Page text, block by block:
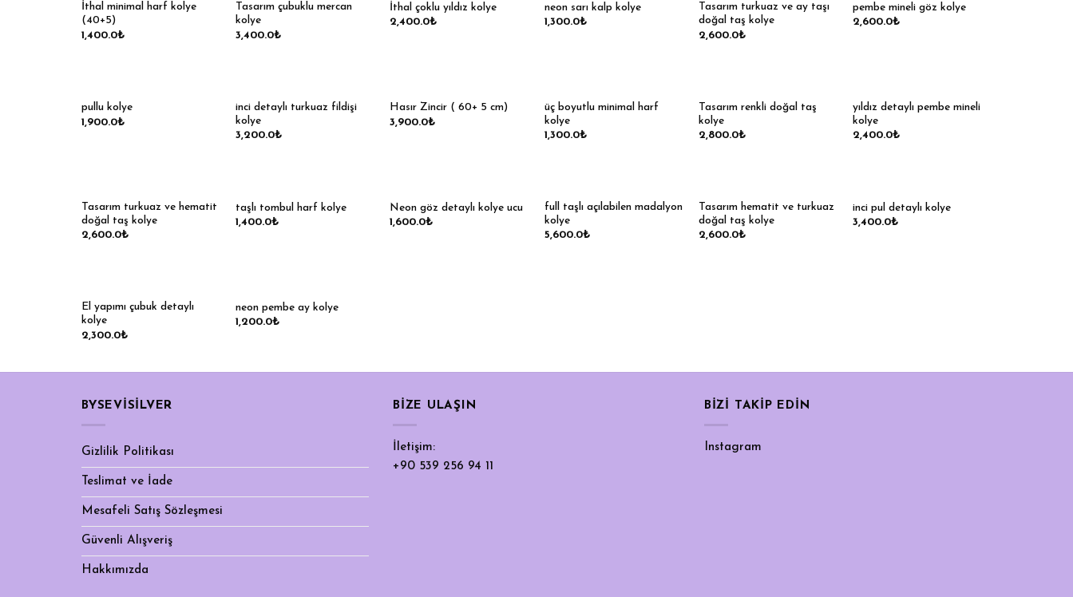
İthal minimal harf kolye
(40+5)
1,400.0₺
Tasarım çubuklu mercan
kolye
3,400.0₺
İthal çoklu yıldız kolye
2,400.0₺
neon sarı kalp kolye
1,300.0₺
Tasarım turkuaz ve ay taşı
doğal taş kolye
2,600.0₺
pembe mineli göz kolye
2,600.0₺
pullu kolye
1,900.0₺
inci detaylı turkuaz fildişi
kolye
3,200.0₺
Hasır Zincir ( 60+ 5 cm)
3,900.0₺
üç boyutlu minimal harf
kolye
1,300.0₺
Tasarım renkli doğal taş
kolye
2,800.0₺
yıldız detaylı pembe mineli
kolye
2,400.0₺
Tasarım turkuaz ve hematit
doğal taş kolye
2,600.0₺
taşlı tombul harf kolye
1,400.0₺
Neon göz detaylı kolye ucu
1,600.0₺
full taşlı açılabilen madalyon
kolye
5,600.0₺
Tasarım hematit ve turkuaz
doğal taş kolye
2,600.0₺
inci pul detaylı kolye
3,400.0₺
El yapımı çubuk detaylı
kolye
2,300.0₺
neon pembe ay kolye
1,200.0₺
BYSEVİSİLVER
Gizlilik Politikası
Teslimat ve İade
Mesafeli Satış Sözleşmesi
Güvenli Alışveriş
Hakkımızda
BIZE ULAŞIN
İletişim:
+90 539 256 94 11
BİZİ TAKİP EDİN
Instagram